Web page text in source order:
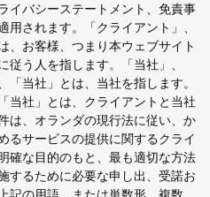
イバシーステートメント、免責事
されます。「クライアント」、
、お客様、つまり本ウェブサイト
う人を指します。「当社」、
「当社」とは、当社を指します。
当社」とは、クライアントと当社
は、オランダの現行法に従い、か
るサービスの提供に関するクライ
確な目的のもと、最も適切な方法
するために必要な申し出、受諾お
記の用語、または単数形、複数